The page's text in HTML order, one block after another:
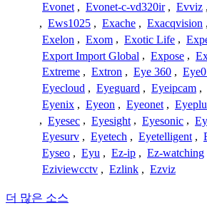
Evonet , Evonet-c-vd320ir , Evviz ,
, Ews1025 , Exache , Exacqvision ,
Exelon , Exom , Exotic Life ,
Export Import Global , Expose ,
Extreme , Extron , Eye 360 ,
Eyecloud , Eyeguard , Eyeipcam ,
Eyenix , Eyeon , Eyeonet ,
, Eyesec , Eyesight , Eyesonic ,
Eyesurv , Eyetech , Eyetelligent ,
Eyseo , Eyu , Ez-ip , Ez-watching
Eziviewcctv , Ezlink , Ezviz
더 많은 소스